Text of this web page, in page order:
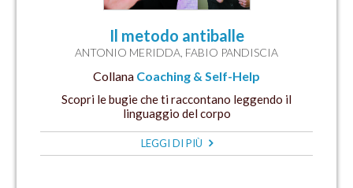
Il metodo antiballe
ANTONIO MERIDDA FABIO PANDISCIA
Collana Coaching & Self-Help
Scopri le bugie che ti raccontano leggendo il
linguaggio del corpo
LEGGI DI PIÙ